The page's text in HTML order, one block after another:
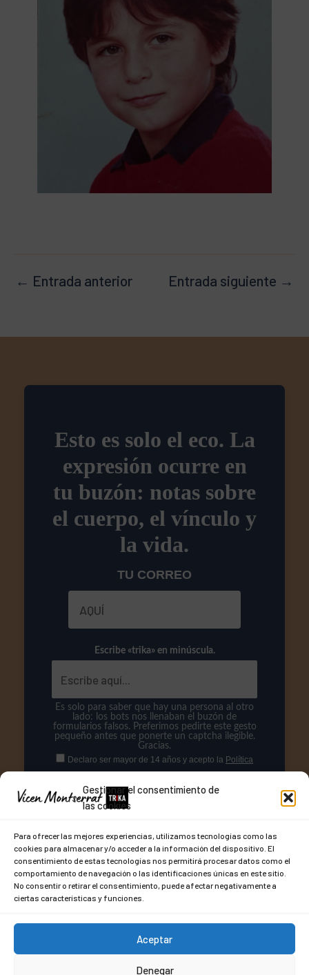
Gestionar el consentimiento de
las cookies
Para ofrecer las mejores experiencias, utilizamos tecnologías como las
cookies para almacenar y/o acceder a la información del dispositivo. El
consentimiento de estas tecnologías nos permitirá procesar datos como el
comportamiento de navegación o las identificaciones únicas en este sitio.
No consentir o retirar el consentimiento, puede afectar negativamente a
ciertas características y funciones.
Aceptar
Denegar
← Entrada anterior Entrada siguiente →
Esto es solo el eco. La
expresión ocurre en
tu buzón: notas sobre
el cuerpo, el vínculo y
la vida.
TU CORREO
Escribe «trika» en minúscula.
Es solo para saber que hay una persona al otro
lado: los bots nos llenaban el buzón de
formularios falsos. Preferimos pedirte este gesto
pequeño antes que ponerte un captcha ilegible.
Gracias.
Declaro ser mayor de 14 años y acepto la Política
Responsable: Asociación Mórula. Fin: Newsletter Reconectar.
Derechos: Baja libre e inmediata.
VOY